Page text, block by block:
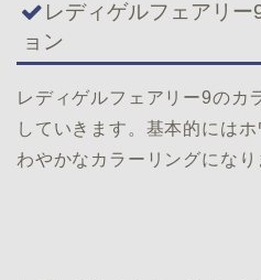
レディゲルフェアリ
ョン
レディゲルフェアリー9のカ
していきます。基本的には
わやかなカラーリングになり